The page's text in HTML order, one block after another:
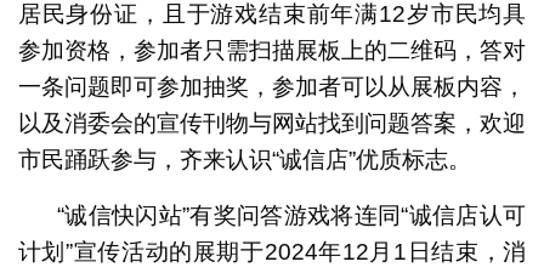
居民身份证，且于游戏结束前年满12岁市民均具
参加资格，参加者只需扫描展板上的二维码，答对
一条问题即可参加抽奖，参加者可以从展板内容，
以及消委会的宣传刊物与网站找到问题答案，欢迎
市民踊跃参与，齐来认识“诚信店”优质标志。
“诚信快闪站”有奖问答游戏将连同“诚信店认可
计划”宣传活动的展期于2024年12月1日结束，消